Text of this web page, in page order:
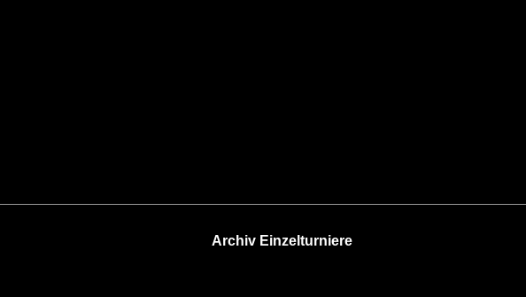
Archiv Einzelturniere